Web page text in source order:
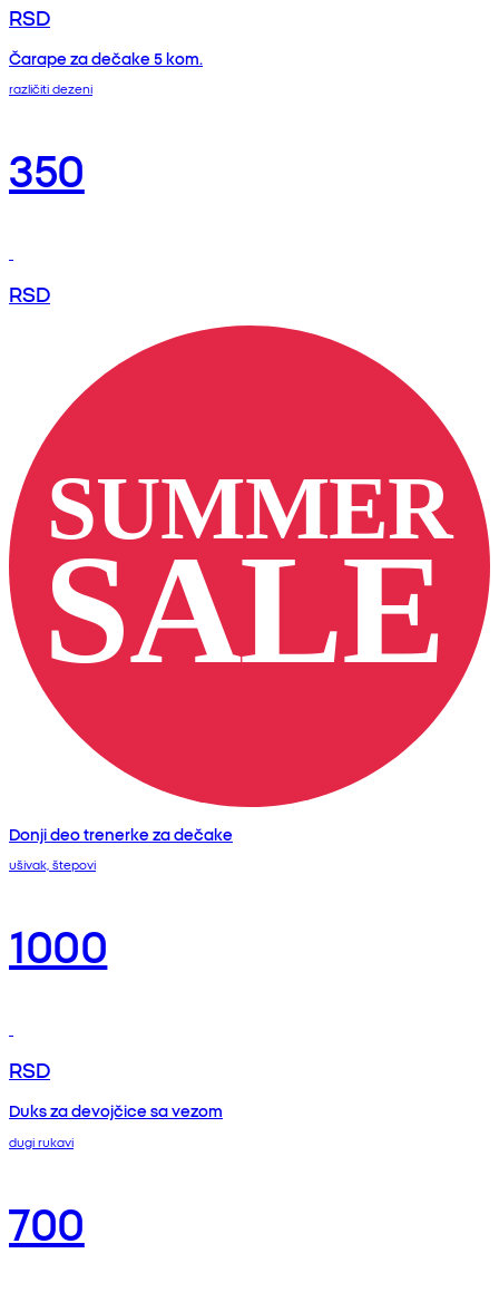
RSD
Čarape za dečake 5 kom.
različiti dezeni
350
RSD
Donji deo trenerke za dečake
ušivak, štepovi
1000
RSD
Duks za devojčice sa vezom
dugi rukavi
700